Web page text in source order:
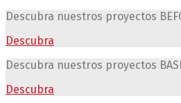
Descubra nuestros proyectos
Descubra
Descubra nuestros proyectos
Descubra